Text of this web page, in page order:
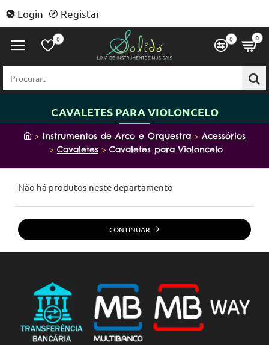
Login Registar
0 0 0
Procurar..
CAVALETES PARA VIOLONCELO
h
Instrumentos de Arco e Orquestra
Acessórios
Cavaletes
Cavaletes para Violoncelo
Não há produtos neste departamento
CONTINUAR